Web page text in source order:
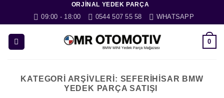
ORJINAL YEDEK PARÇA
09:00 - 18:00 0544 507 55 58 WHATSAPP
0
KATEGORI ARŞIVLERI: SEFERIHISAR BMW
YEDEK PARÇA SATIŞI